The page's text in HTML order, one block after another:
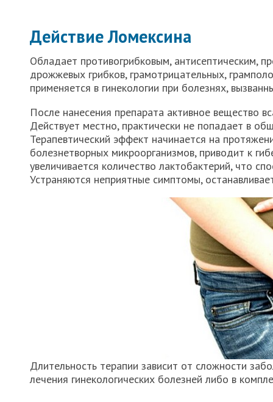
Действие Ломексина
Обладает противогрибковым, антисептическим,
дрожжевых грибков, грамотрицательных,
применяется в гинекологии при болезнях,
После нанесения препарата активное вещество
Действует местно, практически не попадает в
Терапевтический эффект начинается на
болезнетворных микроорганизмов, приводит к
увеличивается количество лактобактерий, что
Устраняются неприятные симптомы,
Длительность терапии зависит от сложности
лечения гинекологических болезней либо в